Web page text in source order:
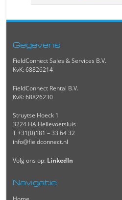
Gegevens
FieldConnect Sales & Services B.V.
KvK: 68826214
FieldConnect Rental B.V.
KvK: 68826230
Struytse Hoeck 1
3224 HA Hellevoetsluis
T +31(0)181 – 33 64 32
info@fieldconnect.nl
Volg ons op: LinkedIn
Navigatie